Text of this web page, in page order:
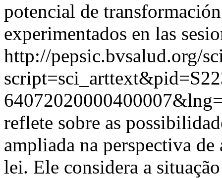
potencial de
experimentados en las
http://pepsic.bvsalud.org/
reflete sobre as
ampliada na perspectiva
lei. Ele considera a